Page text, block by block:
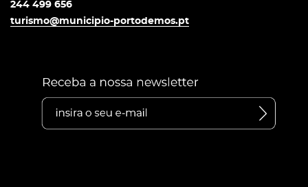
244 499 656
turismo@municipio-portodemos.pt